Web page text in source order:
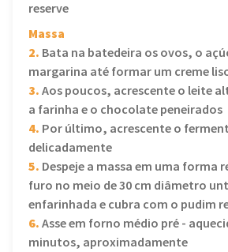
reserve
Massa
2. Bata na batedeira os ovos, o
margarina até formar um creme
3.Aos poucos, acrescente o leite
a farinha e o chocolate peneirados
4. Por último, acrescente o
delicadamente
5. Despeje a massa em uma forma
furo no meio de 30 cm diâmetro
enfarinhada e cubra com o pudim
6.Asse em forno médio pré -
minutos, aproximadamente